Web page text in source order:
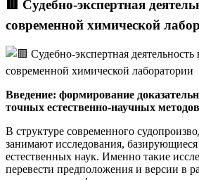
🟥 Судебно-экспертная
современной химической
Введение: формирование
точных естественно-научных методов
В структуре современного
занимают исследования,
естественных наук. Именно такие
перевести предположения и версии в